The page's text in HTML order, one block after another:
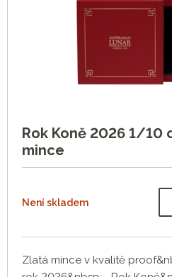
Rok Koně 2026 1/10
mince
Není skladem
Zlatá mince v kvalitě